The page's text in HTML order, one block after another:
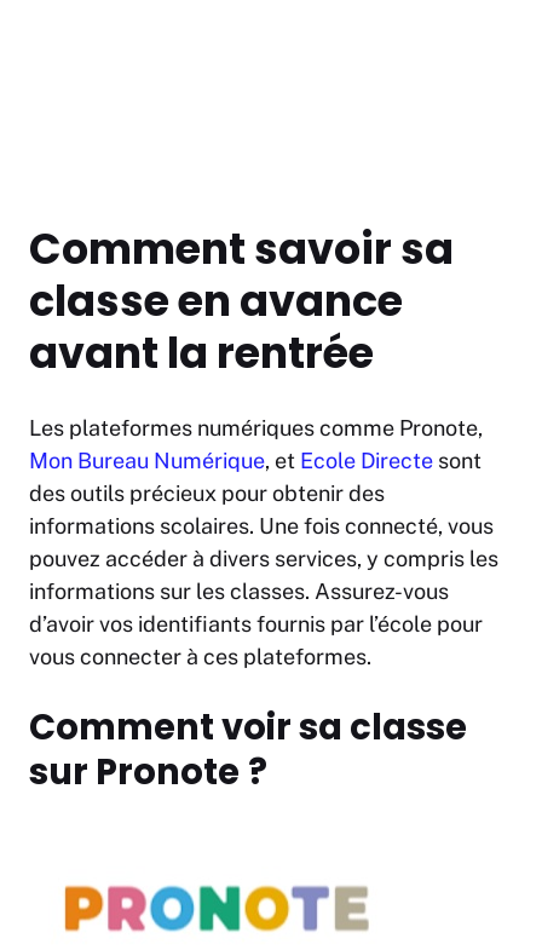
Comment savoir sa
classe en avance
avant la rentrée
Les plateformes numériques comme Pronote,
Mon Bureau Numérique, et Ecole Directe sont
des outils précieux pour obtenir des
informations scolaires. Une fois connecté, vous
pouvez accéder à divers services, y compris les
informations sur les classes. Assurez-vous
d’avoir vos identifiants fournis par l’école pour
vous connecter à ces plateformes.
Comment voir sa classe
sur Pronote ?